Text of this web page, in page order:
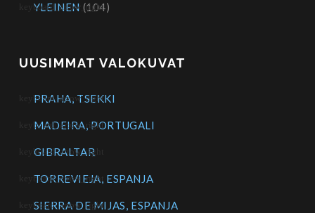
YLEINEN (104)
UUSIMMAT VALOKUVAT
PRAHA, TSEKKI
MADEIRA, PORTUGALI
GIBRALTAR
TORREVIEJA, ESPANJA
SIERRA DE MIJAS, ESPANJA